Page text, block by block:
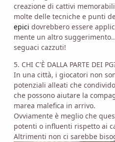
creazione di cattivi
molte delle tecniche e punti
epici dovrebbero essere
mente un altro
seguaci cazzuti!
5. CHI C'È DALLA PARTE DEI
In una città, i giocatori non
potenziali alleati che
che possono aiutare la
marea malefica in arrivo.
Ovviamente è meglio che
potenti o influenti rispetto ai
Altrimenti non ci sarebbe